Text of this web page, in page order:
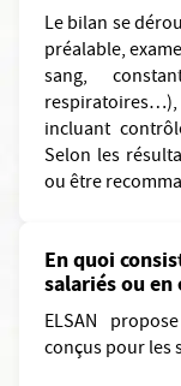
Le bilan se
préalable,
sang,
incluant
Selon les
ou être
En quoi
salariés ou en
ELSAN
conçus pour les